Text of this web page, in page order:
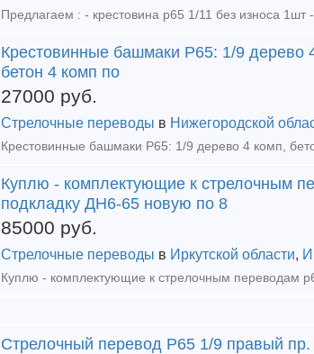
Крестовинные башмаки Р65: 1/9 дерево
бетон 4 комп по
27000 руб.
Стрелочные переводы в Нижегородской
Куплю - комплектующие к стрелочным
подкладку ДН6-65 новую по 8
85000 руб.
Стрелочные переводы в Иркутской области,
Стрелочный перевод Р65 1/9 правый пр.